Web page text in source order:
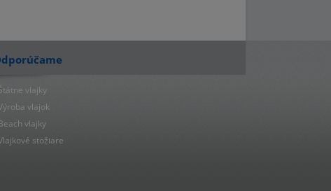
vlajky
vlajok
vlajky
stožiare